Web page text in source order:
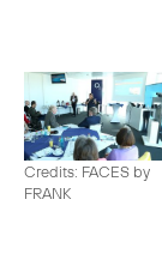
Credits: FACES by
FRANK